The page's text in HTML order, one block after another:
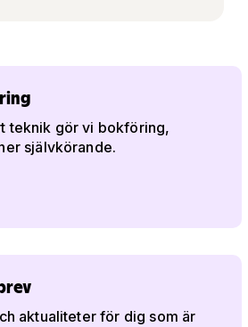
teknik gör vi bokföring,
självkörande.
aktualiteter för dig som är